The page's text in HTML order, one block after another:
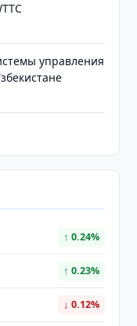
управления
↑ 0.24%
↑ 0.23%
↓ 0.12%